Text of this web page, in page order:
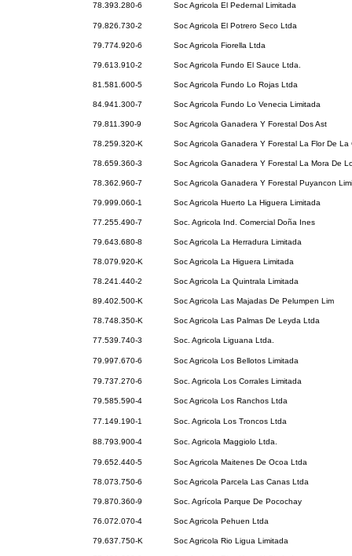
78.393.280-6 Soc Agricola El Pedernal Limitada
79.826.730-2 Soc Agricola El Potrero Seco Ltda
79.774.920-6 Soc Agricola Fiorella Ltda
79.613.910-2 Soc Agricola Fundo El Sauce Ltda.
81.581.600-5 Soc Agricola Fundo Lo Rojas Ltda
84.941.300-7 Soc Agricola Fundo Lo Venecia Limitada
79.811.390-9 Soc Agricola Ganadera Y Forestal Dos Ast
78.259.320-K Soc Agricola Ganadera Y Forestal La Flor De La
78.659.360-3 Soc Agricola Ganadera Y Forestal La Mora De
78.362.960-7 Soc Agricola Ganadera Y Forestal Puyancon
79.999.060-1 Soc Agricola Huerto La Higuera Limitada
77.255.490-7 Soc. Agricola Ind. Comercial Doña Ines
79.643.680-8 Soc Agricola La Herradura Limitada
78.079.920-K Soc Agricola La Higuera Limitada
78.241.440-2 Soc Agricola La Quintrala Limitada
89.402.500-K Soc Agricola Las Majadas De Pelumpen Lim
78.748.350-K Soc Agricola Las Palmas De Leyda Ltda
77.539.740-3 Soc. Agricola Liguana Ltda.
79.997.670-6 Soc Agricola Los Bellotos Limitada
79.737.270-6 Soc. Agricola Los Corrales Limitada
79.585.590-4 Soc Agricola Los Ranchos Ltda
77.149.190-1 Soc. Agricola Los Troncos Ltda
88.793.900-4 Soc. Agricola Maggiolo Ltda.
79.652.440-5 Soc Agricola Maitenes De Ocoa Ltda
78.073.750-6 Soc Agricola Parcela Las Canas Ltda
79.870.360-9 Soc. Agrícola Parque De Pocochay
76.072.070-4 Soc Agricola Pehuen Ltda
79.637.750-K Soc Agricola Rio Ligua Limitada